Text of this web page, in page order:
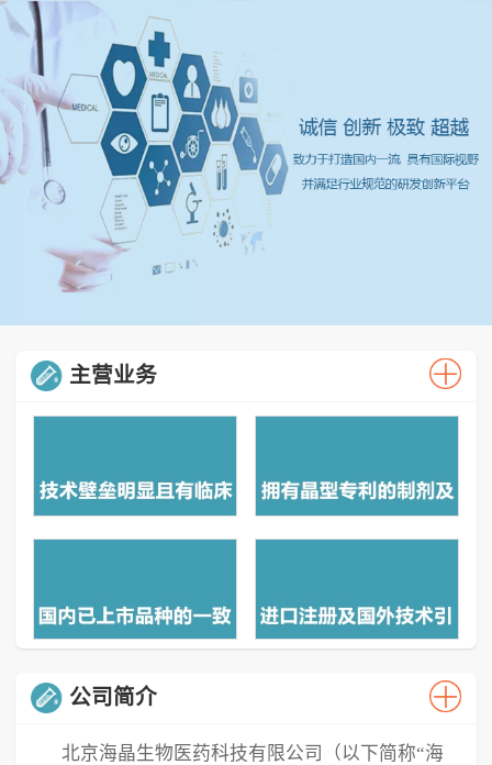
主营业务
公司简介
北京海晶生物医药科技有限公司（以下简称“海